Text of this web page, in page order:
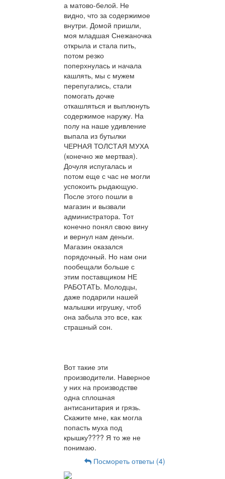
а матово-белой. Не
видно, что за содержимое
внутри. Домой пришли,
моя младшая Снежаночка
открыла и стала пить,
потом резко
поперхнулась и начала
кашлять, мы с мужем
перепугались, стали
помогать дочке
откашляться и выплюнуть
содержимое наружу. На
полу на наше удивление
выпала из бутылки
ЧЕРНАЯ ТОЛСТАЯ МУХА
(конечно же мертвая).
Дочуля испугалась и
потом еще с час не могли
успокоить рыдающую.
После этого пошли в
магазин и вызвали
администратора. Тот
конечно понял свою вину
и вернул нам деньги.
Магазин оказался
порядочный. Но нам они
пообещали больше с
этим поставщиком НЕ
РАБОТАТЬ. Молодцы,
даже подарили нашей
малышки игрушку, чтоб
она забыла это все, как
страшный сон.
Вот такие эти
производители. Наверное
у них на производстве
одна сплошная
антисанитария и грязь.
Скажите мне, как могла
попасть муха под
крышку???? Я то же не
понимаю.
Посмореть ответы (4)